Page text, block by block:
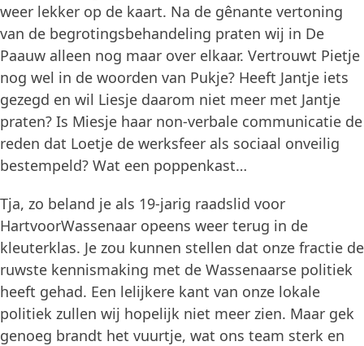
weer lekker op de kaart. Na de gênante vertoning
van de begrotingsbehandeling praten wij in De
Paauw alleen nog maar over elkaar. Vertrouwt Pietje
nog wel in de woorden van Pukje? Heeft Jantje iets
gezegd en wil Liesje daarom niet meer met Jantje
praten? Is Miesje haar non-verbale communicatie de
reden dat Loetje de werksfeer als sociaal onveilig
bestempeld? Wat een poppenkast…
Tja, zo beland je als 19-jarig raadslid voor
HartvoorWassenaar opeens weer terug in de
kleuterklas. Je zou kunnen stellen dat onze fractie de
ruwste kennismaking met de Wassenaarse politiek
heeft gehad. Een lelijkere kant van onze lokale
politiek zullen wij hopelijk niet meer zien. Maar gek
genoeg brandt het vuurtje, wat ons team sterk en